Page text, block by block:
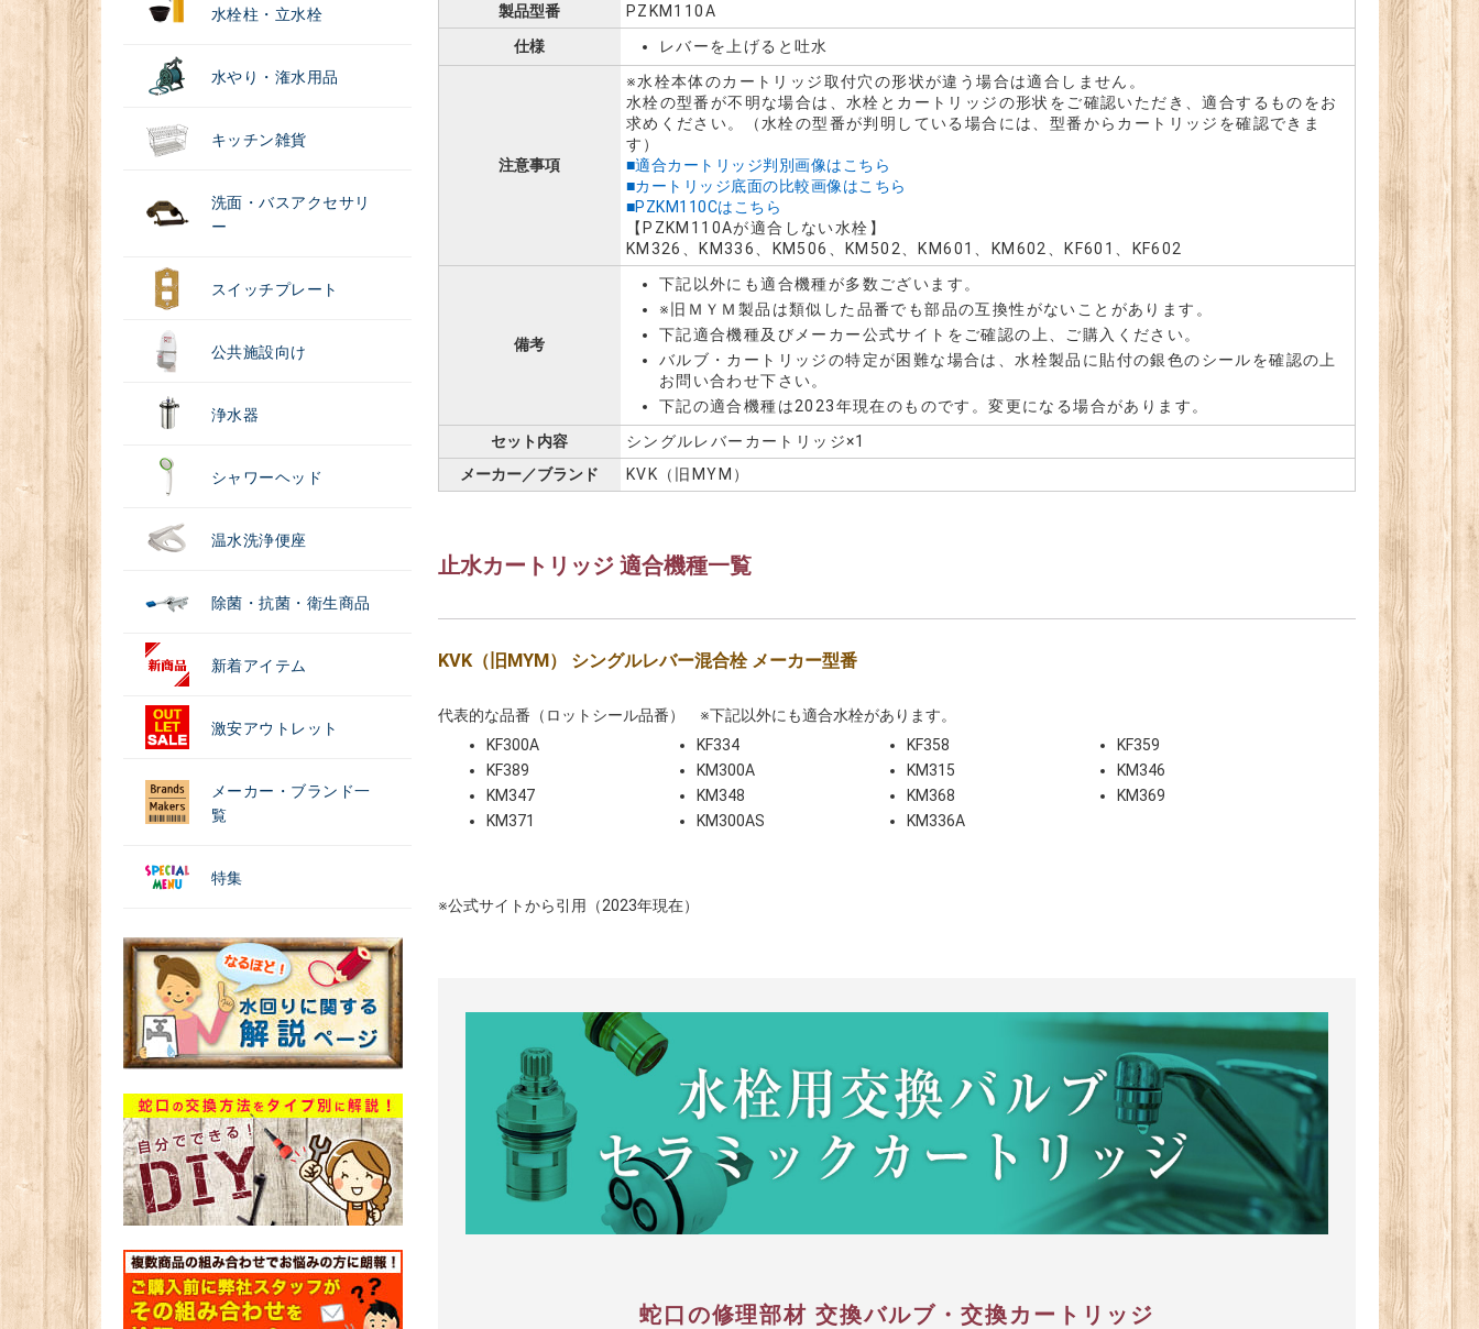
水栓柱・立水栓
水やり・潅水用品
キッチン雑貨
洗面・バスアクセサリ
ー
スイッチプレート
公共施設向け
浄水器
シャワーヘッド
温水洗浄便座
除菌・抗菌・衛生商品
新着アイテム
激安アウトレット
メーカー・ブランド一
覧
特集
製品型番
PZKM110A
仕様
レバーを上げると吐水
注意事項
※水栓本体のカートリッジ取付穴の形状が違う場合は適合しません。
水栓の型番が不明な場合は、水栓とカートリッジの形状をご確認いただき、適合するものをお
求めください。（水栓の型番が判明している場合には、型番からカートリッジを確認できま
す）
■適合カートリッジ判別画像はこちら
■カートリッジ底面の比較画像はこちら
■PZKM110Cはこちら
【PZKM110Aが適合しない水栓】
KM326、KM336、KM506、KM502、KM601、KM602、KF601、KF602
備考
下記以外にも適合機種が多数ございます。
※旧ＭＹＭ製品は類似した品番でも部品の互換性がないことがあります。
下記適合機種及びメーカー公式サイトをご確認の上、ご購入ください。
バルブ・カートリッジの特定が困難な場合は、水栓製品に貼付の銀色のシールを確認の上
お問い合わせ下さい。
下記の適合機種は2023年現在のものです。変更になる場合があります。
セット内容
シングルレバーカートリッジ×1
メーカー／ブランド
KVK（旧MYM）
止水カートリッジ 適合機種一覧
KVK（旧MYM） シングルレバー混合栓 メーカー型番
代表的な品番（ロットシール品番） ※下記以外にも適合水栓があります。
KF300A
KF334 KF358
KF359
KF389
KM300A KM315
KM346
KM347
KM348 KM368
KM369
KM371
KM300AS KM336A
※公式サイトから引用（2023年現在）
蛇口の修理部材 交換バルブ・交換カートリッジ